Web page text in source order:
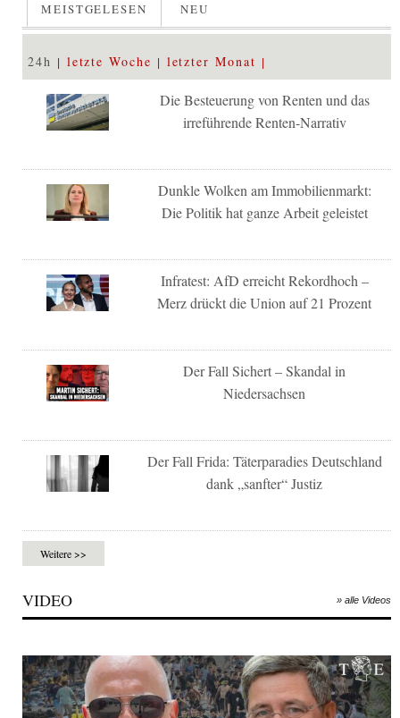
MEISTGELESEN NEU
24h letzte Woche letzter Monat
Die Besteuerung von Renten und das
irreführende Renten-Narrativ
Dunkle Wolken am Immobilienmarkt:
Die Politik hat ganze Arbeit geleistet
Infratest: AfD erreicht Rekordhoch –
Merz drückt die Union auf 21 Prozent
Der Fall Sichert – Skandal in
Niedersachsen
Der Fall Frida: Täterparadies Deutschland
dank „sanfter“ Justiz
Weitere >>
VIDEO » alle Videos